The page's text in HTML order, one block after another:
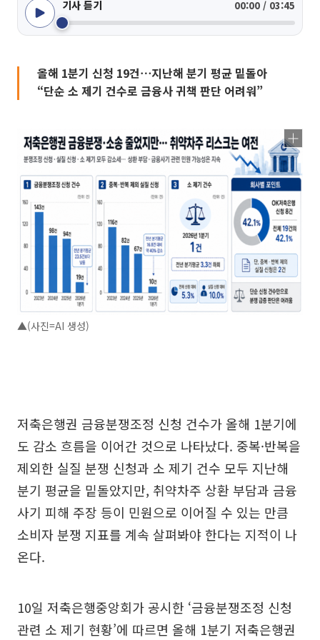
기사 듣기 00:00 / 03:45
올해 1분기 신청 19건⋯지난해 분기 평균 밑돌아
“단순 소 제기 건수로 금융사 귀책 판단 어려워”
▲(사진=AI 생성)
저축은행권 금융분쟁조정 신청 건수가 올해 1분기에
도 감소 흐름을 이어간 것으로 나타났다. 중복·반복을
제외한 실질 분쟁 신청과 소 제기 건수 모두 지난해
분기 평균을 밑돌았지만, 취약차주 상환 부담과 금융
사기 피해 주장 등이 민원으로 이어질 수 있는 만큼
소비자 분쟁 지표를 계속 살펴봐야 한다는 지적이 나
온다.
10일 저축은행중앙회가 공시한 ‘금융분쟁조정 신청
관련 소 제기 현황’에 따르면 올해 1분기 저축은행권